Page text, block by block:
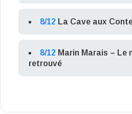
8/12 La Cave aux
8/12 Marin Marais – Le
retrouvé